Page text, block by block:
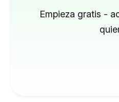
Empieza gratis -